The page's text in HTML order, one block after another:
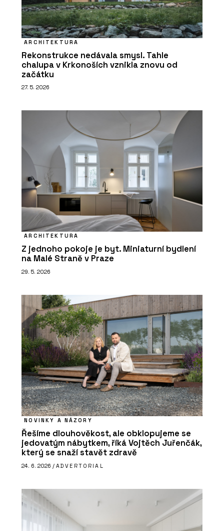
ARCHITEKTURA
Rekonstrukce nedávala smysl. Tahle
chalupa v Krkonoších vznikla znovu od
začátku
27. 5. 2026
ARCHITEKTURA
Z jednoho pokoje je byt. Miniaturní bydlení
na Malé Straně v Praze
29. 5. 2026
NOVINKY A NÁZORY
Řešíme dlouhověkost, ale obklopujeme se
jedovatým nábytkem, říká Vojtěch Juřenčák,
který se snaží stavět zdravě
24. 6. 2026 / ADVERTORIAL